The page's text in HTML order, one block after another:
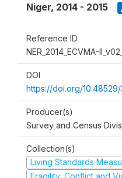
Niger, 2014 - 2015
Reference ID
NER_2014_ECVMA-
DOI
https://doi.org/
Producer(s)
Survey and Census
Collection(s)
Living Standards
Fragility, Conflict and